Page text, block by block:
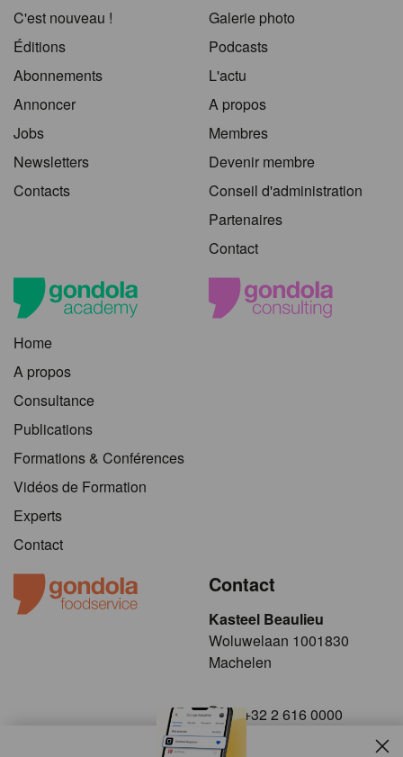
C'est nouveau !
Éditions
Abonnements
Annoncer
Jobs
Newsletters
Contacts
Galerie photo
Podcasts
L'actu
A propos
Membres
Devenir membre
Conseil d'administration
Partenaires
Contact
Home
A propos
Consultance
Publications
Formations & Conférences
Vidéos de Formation
Experts
Contact
Contact
Kasteel Beaulieu
​​​Woluwelaan 1001830
Machelen
+32 2 616 0000